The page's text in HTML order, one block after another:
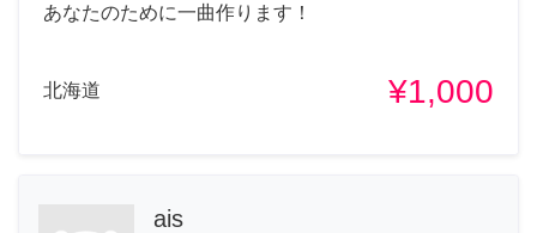
あなたのために一曲作ります！
北海道 ¥1,000
ais